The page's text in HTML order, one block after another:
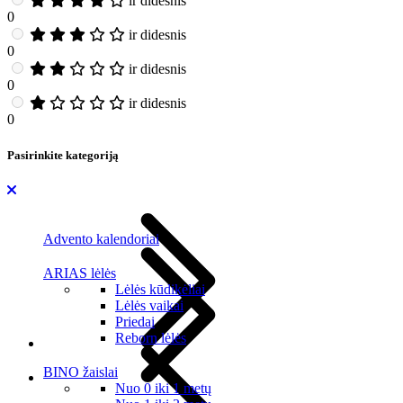
0
ir didesnis
0
ir didesnis
0
ir didesnis
0
Pasirinkite kategoriją
Advento kalendoriai
ARIAS lėlės
Lėlės kūdikėliai
Lėlės vaikai
Priedai
Reborn lėlės
BINO žaislai
Nuo 0 iki 1 metų